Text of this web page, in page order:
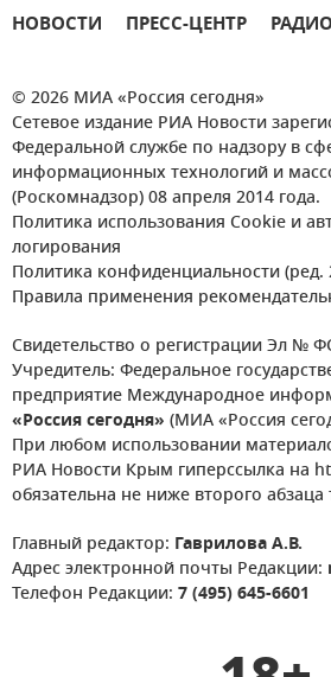
НОВОСТИ ПРЕСС-ЦЕНТР РАДИО
© 2026 МИА «Россия сегодня»
Сетевое издание РИА Новости
Федеральной службе по надзору в
информационных технологий и
(Роскомнадзор) 08 апреля 2014 года.
Политика использования Cookie и
логирования
Политика конфиденциальности (ред.
Правила применения
Свидетельство о регистрации Эл №
Учредитель: Федеральное
предприятие Международное
«Россия сегодня» (МИА «Россия
При любом использовании
РИА Новости Крым гиперссылка на
обязательна не ниже второго абзаца
Главный редактор: Гаврилова А.В.
Адрес электронной почты Редакции:
Телефон Редакции: 7 (495) 645-6601